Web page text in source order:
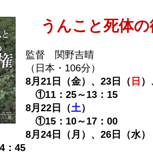
うんこと死体の
監督 関野吉晴
（日本・106分）
8月21日（金）、23日（ 日
①11：25～13：15
8月22日（土）
①15：10～17：00
8月24日（月）、26日（水）
：45